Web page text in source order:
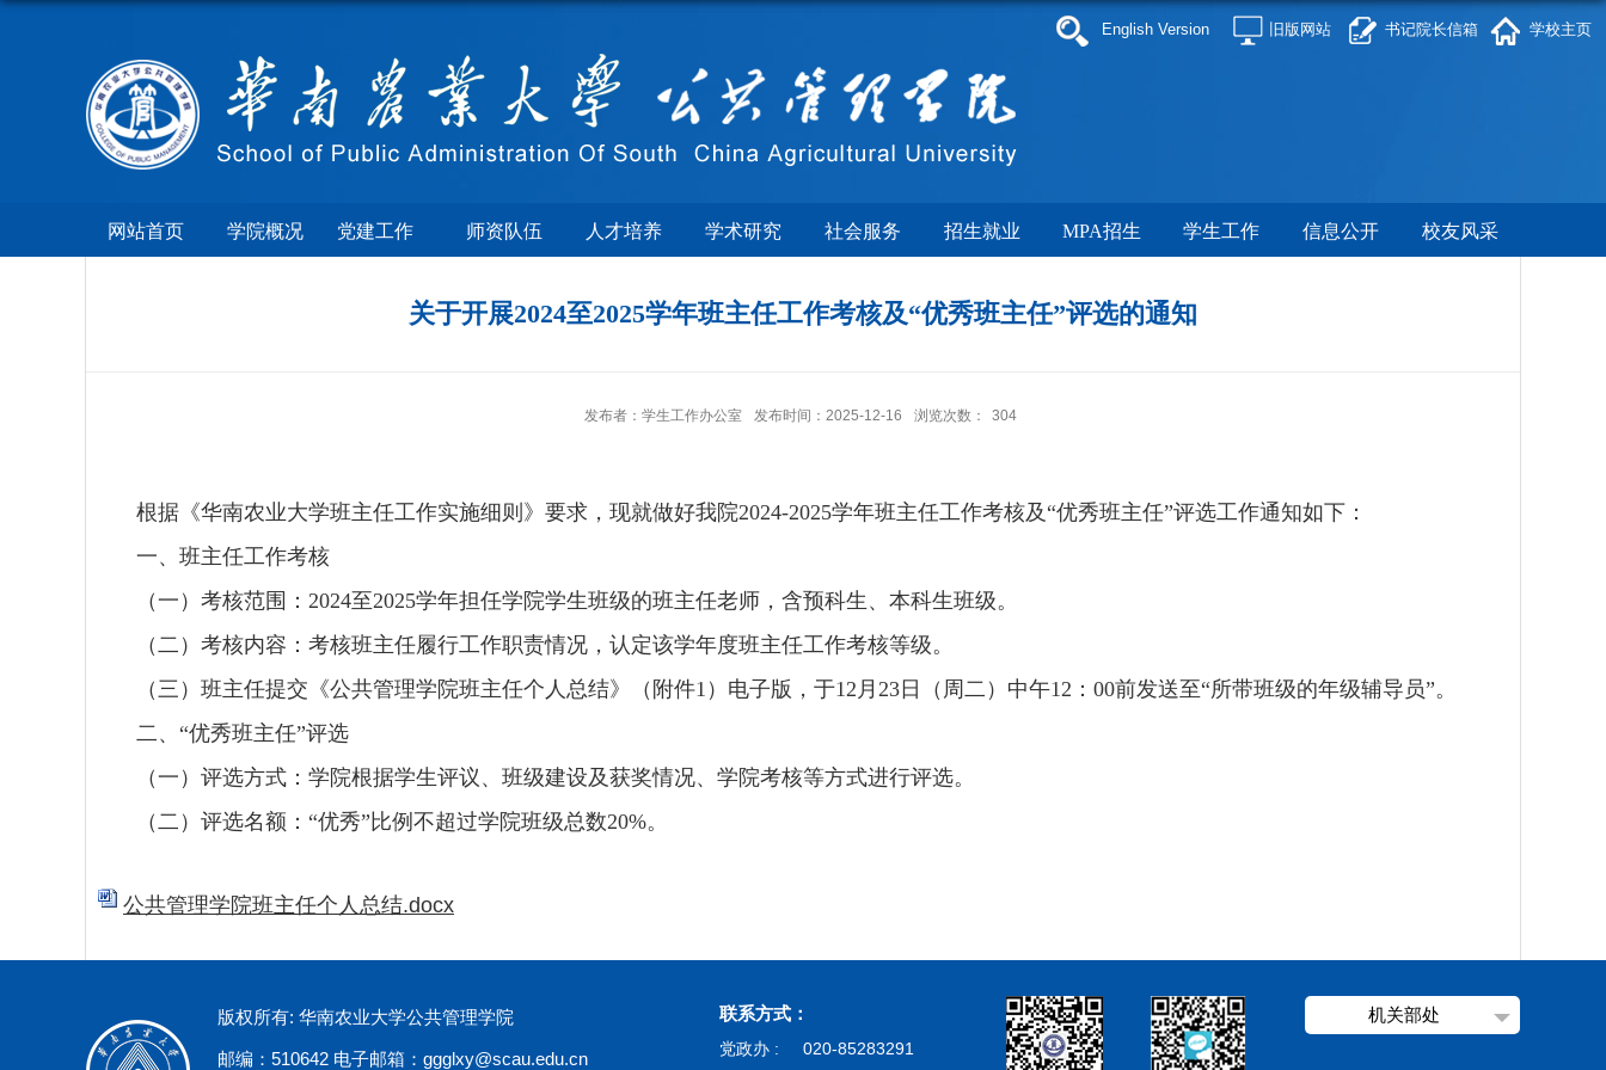
English Version 旧版网站 书记院长信箱 学校主页
网站首页 学院概况 党建工作 师资队伍 人才培养 学术研究 社会服务 招生就业 MPA招生 学生工作 信息公开 校友风采
关于开展2024至2025学年班主任工作考核及“优秀班主任”评选的通知
发布者：学生工作办公室 发布时间：2025-12-16 浏览次数： 304
根据《华南农业大学班主任工作实施细则》要求，现就做好我院2024-2025学年班主任工作考核及“优秀班主任”评选工作通知如下：
一、班主任工作考核
（一）考核范围：2024至2025学年担任学院学生班级的班主任老师，含预科生、本科生班级。
（二）考核内容：考核班主任履行工作职责情况，认定该学年度班主任工作考核等级。
（三）班主任提交《公共管理学院班主任个人总结》（附件1）电子版，于12月 23日（周二 ）中午12：00前发送至“所带班级的年级辅导员”。
二、“优秀班主任”评选
（一）评选方式：学院根据学生评议、班级建设及获奖情况、学院考核等方式进行评选。
（二）评选名额：“优秀”比例不超过学院班级总数20%。
公共管理学院班主任个人总结.docx
版权所有: 华南农业大学公共管理学院
邮编：510642 电子邮箱：ggglxy@scau.edu.cn
联系方式：
党政办 : 020-85283291
机关部处